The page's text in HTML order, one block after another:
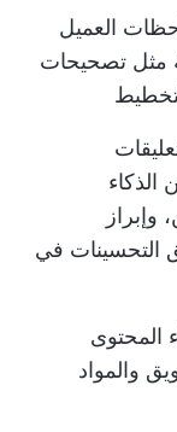
العميل
مثل تصحيحات
الذكاء
وإبراز
التحسينات في
المحتوى
والمواد